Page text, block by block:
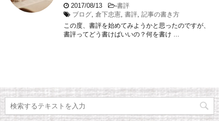
2017/08/13 -書評
ブログ, 倉下忠憲, 書評, 記事の書き方
この度、書評を始めてみようかと思ったのですが、
書評ってどう書けばいいの？何を書け ...